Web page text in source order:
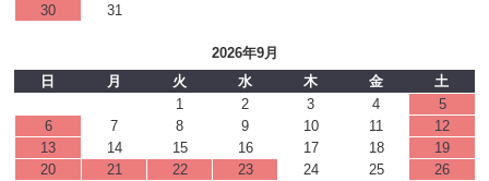
30
31
2026年9月
日
月 火 水 木 金
土
1
2 3 4
5
6
7 8 9 10 11
12
13
14 15 16 17 18
19
20
21 22 23 24 25 26